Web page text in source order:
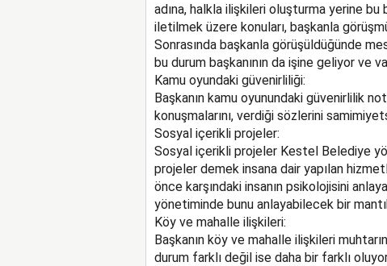
adına, halkla ilişkileri oluşturma yerine
iletilmek üzere konuları, başkanla
Sonrasında başkanla görüşüldüğünde
bu durum başkanının da işine geliyor ve
Kamu oyundaki güvenirliliği:
Başkanın kamu oyunundaki güvenirlilik
konuşmalarını, verdiği sözlerini
Sosyal içerikli projeler:
Sosyal içerikli projeler Kestel Belediye
projeler demek insana dair yapılan
önce karşındaki insanın psikolojisini
yönetiminde bunu anlayabilecek bir
Köy ve mahalle ilişkileri:
Başkanın köy ve mahalle ilişkileri
durum farklı değil ise daha bir farklı